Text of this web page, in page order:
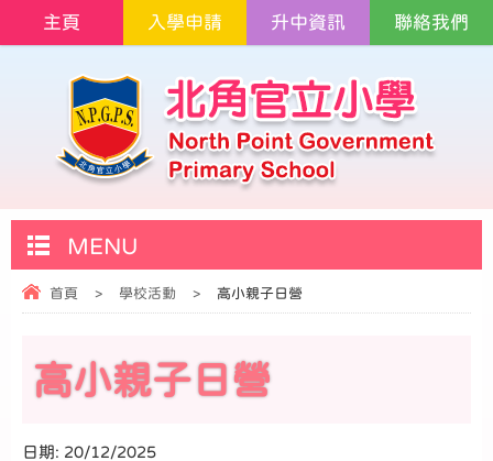
主頁 入學申請 升中資訊 聯絡我們
MENU
首頁 > 學校活動 > 高小親子日營
高小親子日營
日期: 20/12/2025